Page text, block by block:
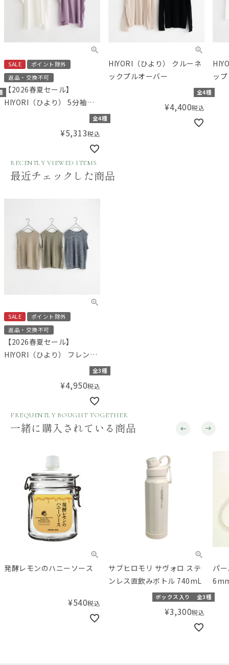
SALE
ポイント除外
返品・交換不可
【2026春夏セール】
HIYORI（ひより） 5分袖ボ
全4種
¥5,313税込
HIYORI（ひより） クルーネ
ックプルオーバー
全4種
¥4,400税込
ップ
RECENTLY VIEWED ITEMS
最近チェックした商品
SALE
ポイント除外
返品・交換不可
【2026春夏セール】
HIYORI（ひより） フレンチ
全3種
¥4,950税込
FREQUENTLY BOUGHT TOGETHER
一緒に購入されている商品
発酵レモンのハニーソース
¥540税込
サブヒロモリ サヴォロ ステ
ンレス直飲みボトル 740mL
ボックス入り 全3種
¥3,300税込
パ